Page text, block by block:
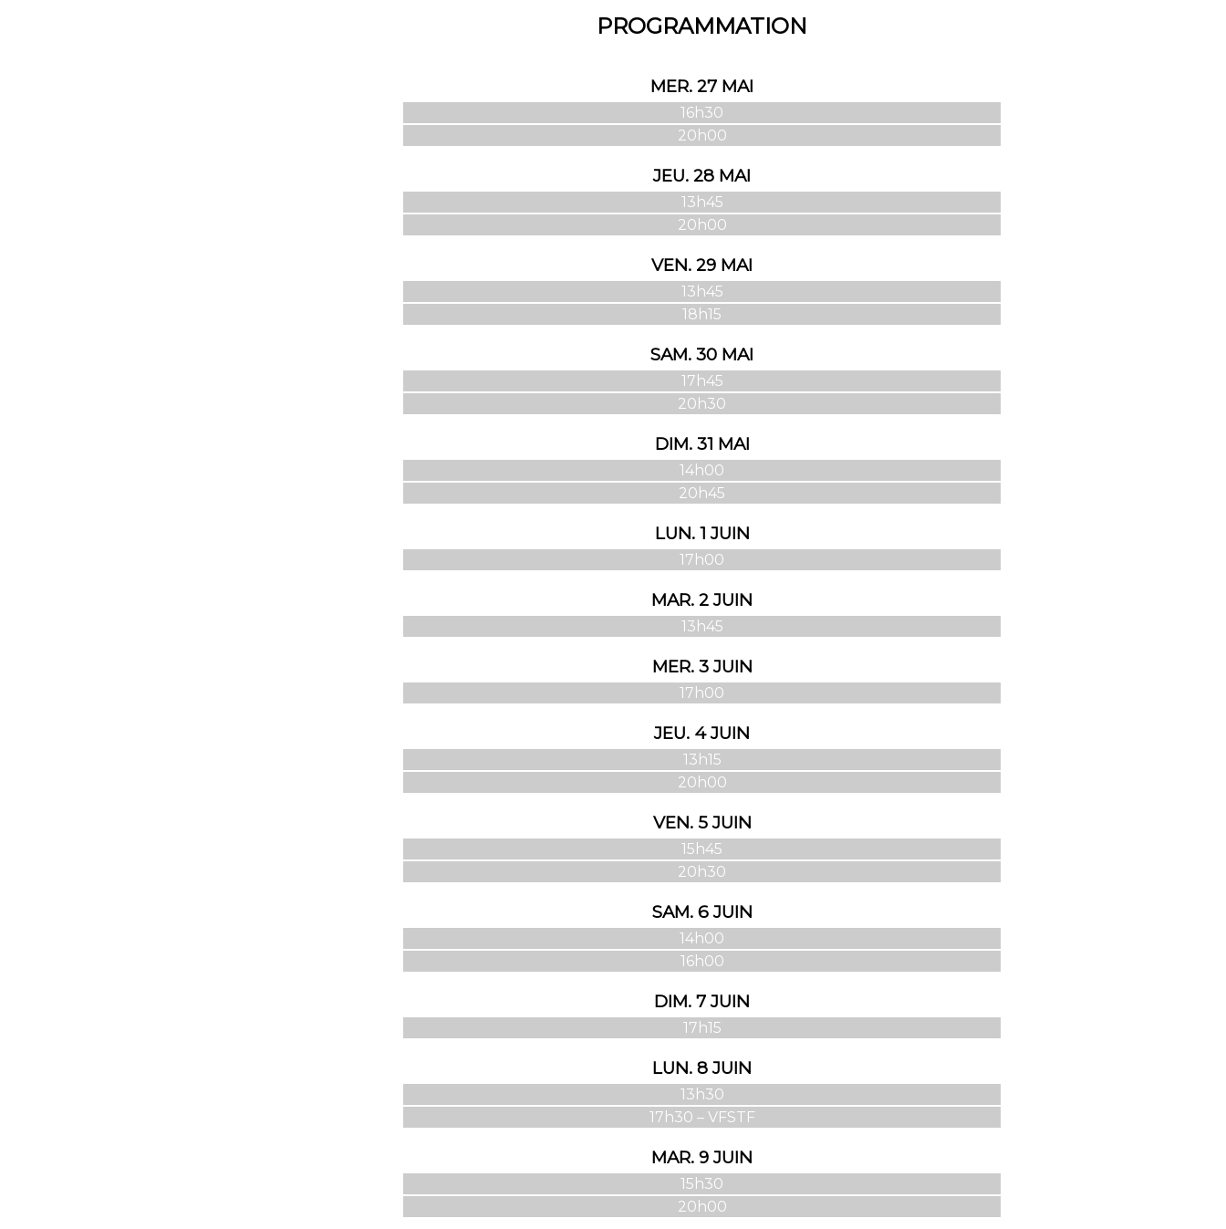
PROGRAMMATION
MER. 27 MAI
16h30
20h00
JEU. 28 MAI
13h45
20h00
VEN. 29 MAI
13h45
18h15
SAM. 30 MAI
17h45
20h30
DIM. 31 MAI
14h00
20h45
LUN. 1 JUIN
17h00
MAR. 2 JUIN
13h45
MER. 3 JUIN
17h00
JEU. 4 JUIN
13h15
20h00
VEN. 5 JUIN
15h45
20h30
SAM. 6 JUIN
14h00
16h00
DIM. 7 JUIN
17h15
LUN. 8 JUIN
13h30
17h30 – VFSTF
MAR. 9 JUIN
15h30
20h00